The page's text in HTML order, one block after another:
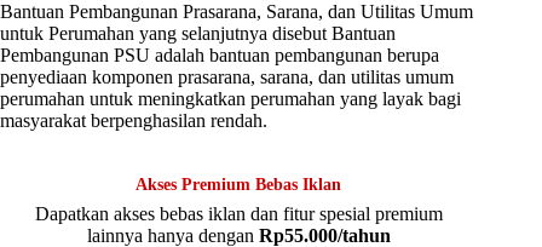
Bantuan Pembangunan Prasarana, Sarana, dan Utilitas Umum
untuk Perumahan yang selanjutnya disebut Bantuan
Pembangunan PSU adalah bantuan pembangunan berupa
penyediaan komponen prasarana, sarana, dan utilitas umum
perumahan untuk meningkatkan perumahan yang layak bagi
masyarakat berpenghasilan rendah.
Akses Premium Bebas Iklan
Dapatkan akses bebas iklan dan fitur spesial premium
lainnya hanya dengan Rp55.000/tahun